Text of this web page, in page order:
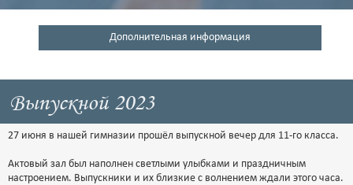
Дополнительная информация
Выпускной 2023
27 июня в нашей гимназии прошёл выпускной вечер для 11-го класса.
Актовый зал был наполнен светлыми улыбками и праздничным
настроением. Выпускники и их близкие с волнением ждали этого часа.